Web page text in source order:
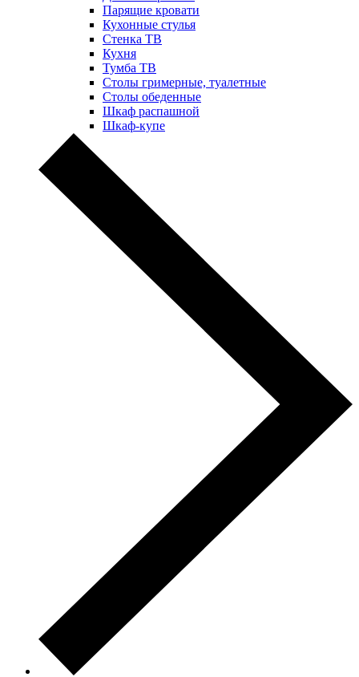
Парящие кровати
Кухонные стулья
Стенка ТВ
Кухня
Тумба ТВ
Столы гримерные, туалетные
Столы обеденные
Шкаф распашной
Шкаф-купе